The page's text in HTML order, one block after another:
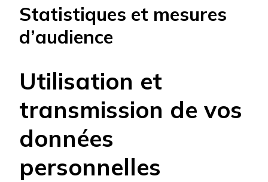
Statistiques et mesures
d’audience
Utilisation et
transmission de vos
données
personnelles